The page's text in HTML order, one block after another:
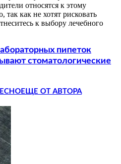
относятся к этому
так как не хотят рисковать
к выбору лечебного
пипеток
стоматологические
ЕЩЕ ОТ АВТОРА